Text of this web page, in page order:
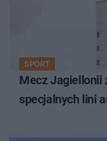
SPORT
Mecz Jagiellonii
specjalnych lini